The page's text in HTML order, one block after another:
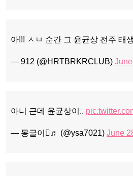
아!!! ㅅㅂ 순간 그 윤균상 전주 태
— 912 (@HRTBRKRCLUB)
아니 근데 윤균상이..
— 몽글이♬ (@ysa7021) June